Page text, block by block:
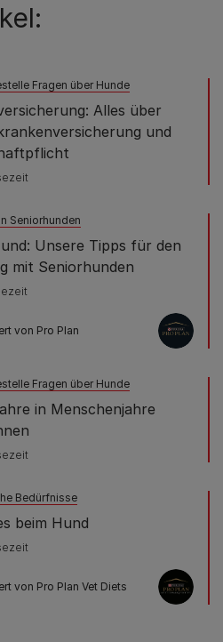
Fragen über Hunde
Alles über
und
Seniorhunden
Unsere Tipps für den
mit Seniorhunden
von Pro Plan
Fragen über Hunde
in Menschenjahre
Bedürfnisse
beim Hund
von Pro Plan Vet Diets